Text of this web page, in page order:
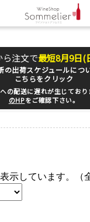
ら注文で最短8月9日(
の出荷スケジュールにつ
こちらをクリック
の配送に遅れが生じてお
のHPをご確認下さい。
示しています。（